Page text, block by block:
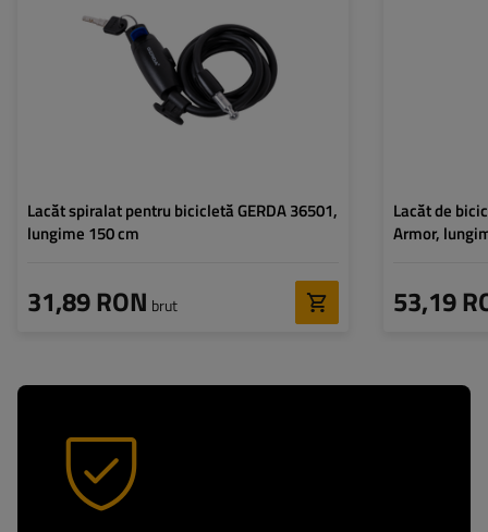
Lacăt spiralat pentru bicicletă GERDA 36501,
lungime 150 cm
31,89 RON brut
Lacăt de
Armor,
53,19